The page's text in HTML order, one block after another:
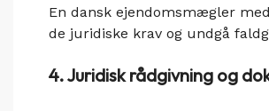
En dansk ejendomsmægler
de juridiske krav og undgå
4. Juridisk rådgivning og